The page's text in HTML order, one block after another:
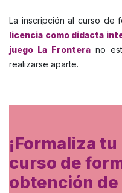
La inscripción al curso de
licencia como didacta
juego La Frontera no
realizarse aparte.
¡Formaliza
curso de
obtención